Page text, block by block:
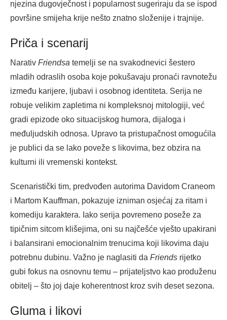
njezina dugovječnost i popularnost sugeriraju da se ispod
površine smijeha krije nešto znatno složenije i trajnije.
Priča i scenarij
Narativ Friendsa temelji se na svakodnevici šestero
mladih odraslih osoba koje pokušavaju pronaći ravnotežu
između karijere, ljubavi i osobnog identiteta. Serija ne
robuje velikim zapletima ni kompleksnoj mitologiji, već
gradi epizode oko situacijskog humora, dijaloga i
međuljudskih odnosa. Upravo ta pristupačnost omogućila
je publici da se lako poveže s likovima, bez obzira na
kulturni ili vremenski kontekst.
Scenaristički tim, predvođen autorima Davidom Craneom
i Martom Kauffman, pokazuje izniman osjećaj za ritam i
komediju karaktera. Iako serija povremeno poseže za
tipičnim sitcom klišejima, oni su najčešće vješto upakirani
i balansirani emocionalnim trenucima koji likovima daju
potrebnu dubinu. Važno je naglasiti da Friends rijetko
gubi fokus na osnovnu temu – prijateljstvo kao produženu
obitelj – što joj daje koherentnost kroz svih deset sezona.
Gluma i likovi